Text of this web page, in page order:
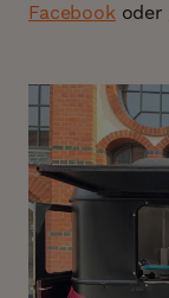
Facebookoder